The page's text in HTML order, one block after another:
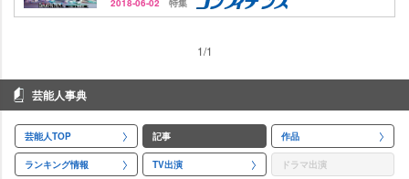
1/1
芸能人事典
芸能人TOP 記事 作品
ランキング情報 TV出演 ドラマ出演